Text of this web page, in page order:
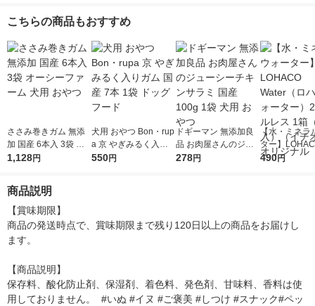
こちらの商品もおすすめ
ささみ巻きガム 無添
加 国産 6本入 3袋 オ
ーシーファーム 犬用
1,128円
犬用 おやつ Bon・rup
a 京 やぎみるく入り
ガム 国産 7本 1袋 ド
550円
ドギーマン 無添加良
品 お肉屋さんのジュ
ーシーチキンサラミ
278円
【水・ミネラ
ター】
r（ロハコウ
490円
商品説明
【賞味期限】
商品の発送時点で、賞味期限まで残り120日以上の商品をお届けし
ます。
【商品説明】
保存料、酸化防止剤、保湿剤、着色料、発色剤、甘味料、香料は使
用しておりません。  #いぬ #イヌ #ご褒美 #しつけ #スナック#ペッ